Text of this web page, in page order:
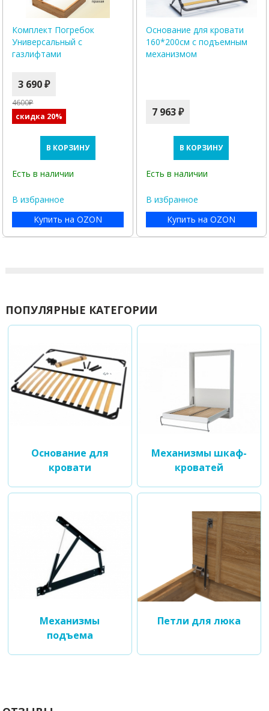
Комплект Погребок
Универсальный с
газлифтами
3 690 ₽
4600₽
скидка 20%
В КОРЗИНУ
Есть в наличии
В избранное
Купить на OZON
Основание для кровати
160*200см с подъемным
механизмом
7 963 ₽
В КОРЗИНУ
Есть в наличии
В избранное
Купить на OZON
ПОПУЛЯРНЫЕ КАТЕГОРИИ
Основание для
кровати
Механизмы шкаф-
кроватей
Механизмы
подъема
Петли для люка